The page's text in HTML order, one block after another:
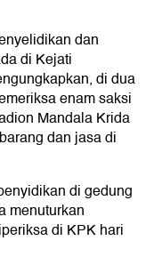
dan
di Kejati
di dua
enam saksi
Mandala Krida
dan jasa di
di gedung
menuturkan
di KPK hari